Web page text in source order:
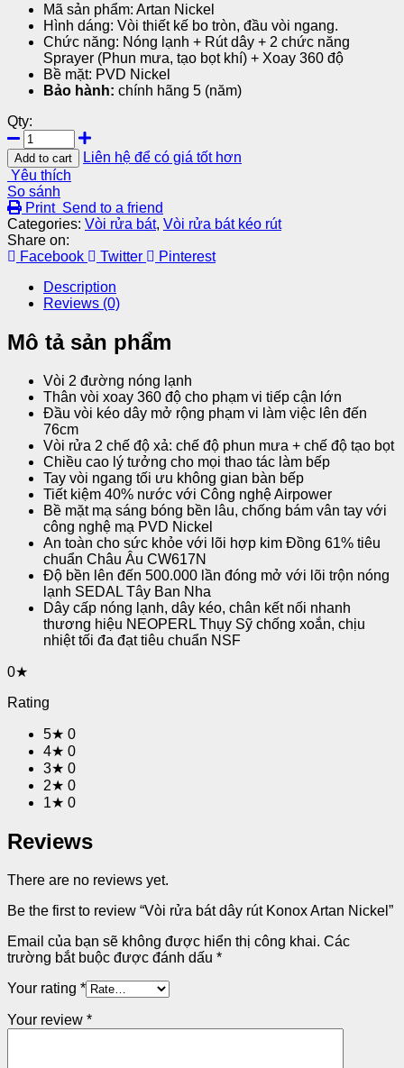
Mã sản phẩm: Artan Nickel
Hình dáng: Vòi thiết kế bo tròn, đầu vòi ngang.
Chức năng: Nóng lạnh + Rút dây + 2 chức năng
Sprayer (Phun mưa, tạo bọt khí) + Xoay 360 độ
Bề mặt: PVD Nickel
Bảo hành: chính hãng 5 (năm)
Qty:
Add to cart
Liên hệ để có giá tốt hơn
Yêu thích
So sánh
Print Send to a friend
Categories: Vòi rửa bát, Vòi rửa bát kéo rút
Share on:
Facebook
Twitter
Pinterest
Description
Reviews (0)
Mô tả sản phẩm
Vòi 2 đường nóng lạnh
Thân vòi xoay 360 độ cho phạm vi tiếp cận lớn
Đầu vòi kéo dây mở rộng phạm vi làm việc lên đến
76cm
Vòi rửa 2 chế độ xả: chế độ phun mưa + chế độ tạo bọt
Chiều cao lý tưởng cho mọi thao tác làm bếp
Tay vòi ngang tối ưu không gian bàn bếp
Tiết kiệm 40% nước với Công nghệ Airpower
Bề mặt mạ sáng bóng bền lâu, chống bám vân tay với
công nghệ mạ PVD Nickel
An toàn cho sức khỏe với lõi hợp kim Đồng 61% tiêu
chuẩn Châu Âu CW617N
Độ bền lên đến 500.000 lần đóng mở với lõi trộn nóng
lạnh SEDAL Tây Ban Nha
Dây cấp nóng lạnh, dây kéo, chân kết nối nhanh
thương hiệu NEOPERL Thụy Sỹ chống xoắn, chịu
nhiệt tối đa đạt tiêu chuẩn NSF
0★
Rating
5★ 0
4★ 0
3★ 0
2★ 0
1★ 0
Reviews
There are no reviews yet.
Be the first to review “Vòi rửa bát dây rút Konox Artan Nickel”
Email của bạn sẽ không được hiển thị công khai. Các
trường bắt buộc được đánh dấu *
Your rating *
Your review *